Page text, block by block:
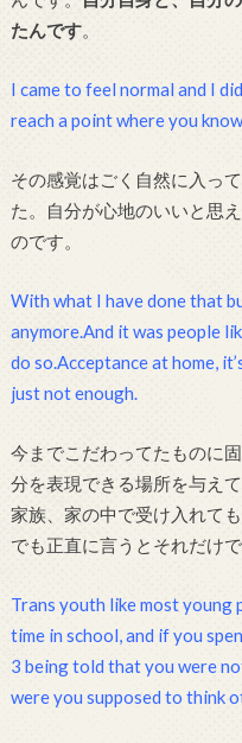
たんです。
I came to feel normal and I
reach a point where you
その感覚はごく自然に入っ
た。自分が心地のいいと思
のです。
With what I have done that
anymore.And it was people
do so.Acceptance at home,
just not enough.
今までこだわってたものに
分を表現できる場所を与え
家族、家の中で受け入れて
でも正直に言うとそれだけ
Trans youth like most
time in school, and if you
3 being told that you were
were you supposed to think